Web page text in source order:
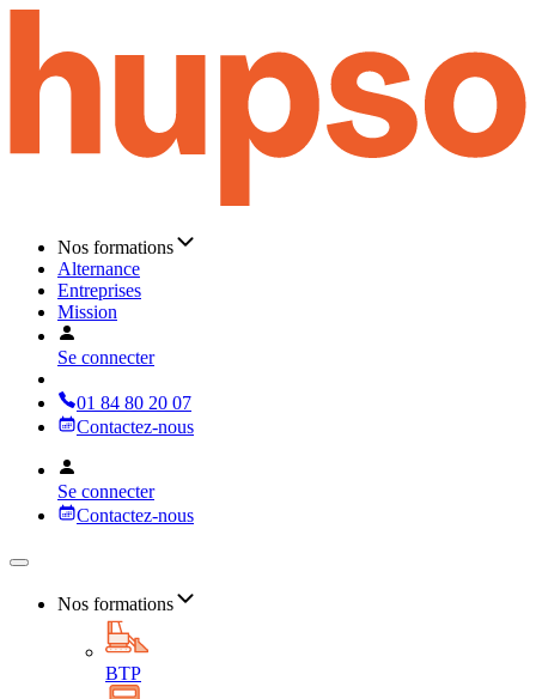
Nos formations
Alternance
Entreprises
Mission
Se connecter
01 84 80 20 07
Contactez-nous
Se connecter
Contactez-nous
Nos formations
BTP